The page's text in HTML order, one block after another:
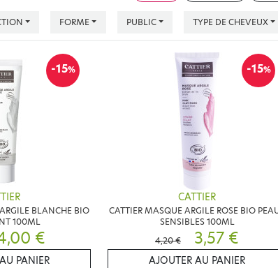
FORME PUBLIC TYPE DE CHEVEUX
-15%
BLANCHE BIO
100ML
€
PANIER
-15%
CATTIER
CATTIER MASQUE ARGILE ROSE BIO
SENSIBLES 100ML
4,20 €
3,57 €
AJOUTER AU PANIER